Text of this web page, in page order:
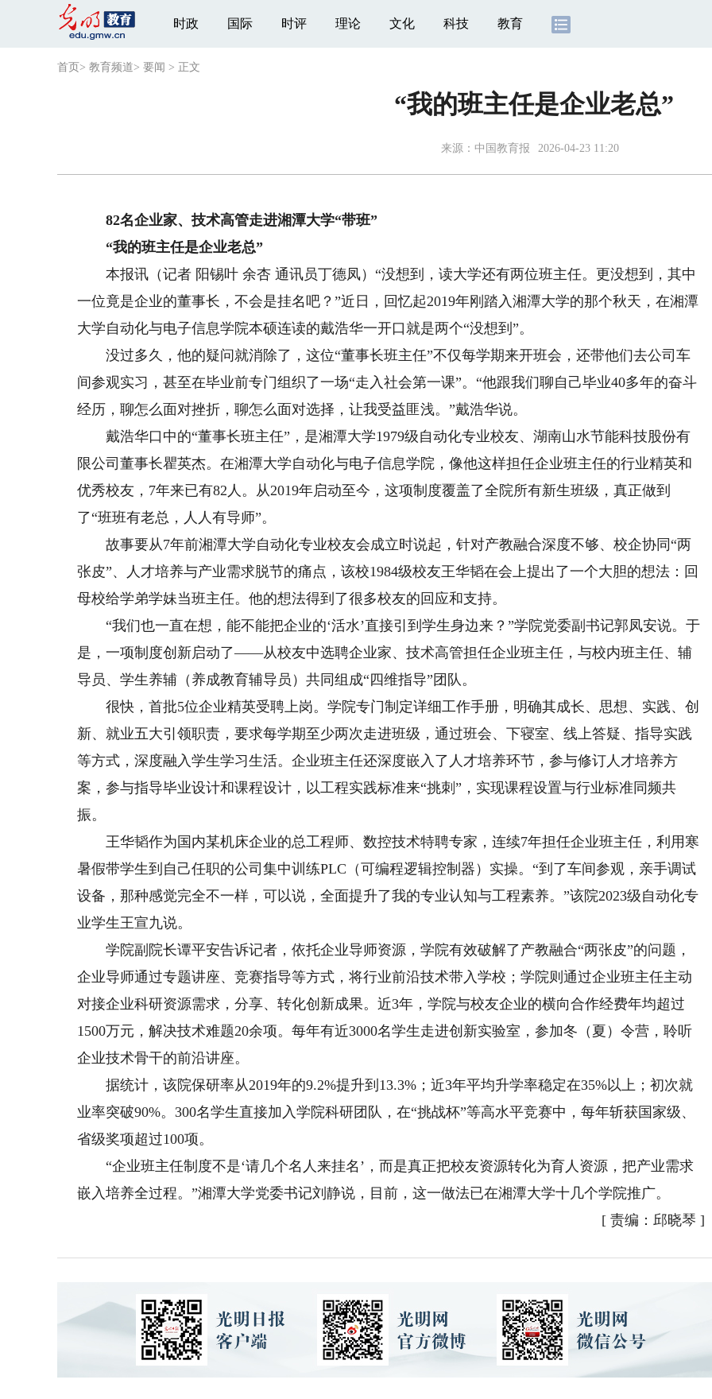
时政 国际 时评 理论 文化 科技 教育
首页 > 教育频道> 要闻 > 正文
“我的班主任是企业老总”
来源： 中国教育报 2026-04-23 11:20
82名企业家、技术高管走进湘潭大学“带班”
“我的班主任是企业老总”
本报讯（记者 阳锡叶 余杏 通讯员丁德凤）“没想到，读大学还有两位班主任。更没想到，其中
一位竟是企业的董事长，不会是挂名吧？”近日，回忆起2019年刚踏入湘潭大学的那个秋天，在湘潭
大学自动化与电子信息学院本硕连读的戴浩华一开口就是两个“没想到”。
没过多久，他的疑问就消除了，这位“董事长班主任”不仅每学期来开班会，还带他们去公司车
间参观实习，甚至在毕业前专门组织了一场“走入社会第一课”。“他跟我们聊自己毕业40多年的奋斗
经历，聊怎么面对挫折，聊怎么面对选择，让我受益匪浅。”戴浩华说。
戴浩华口中的“董事长班主任”，是湘潭大学1979级自动化专业校友、湖南山水节能科技股份有
限公司董事长瞿英杰。在湘潭大学自动化与电子信息学院，像他这样担任企业班主任的行业精英和
优秀校友，7年来已有82人。从2019年启动至今，这项制度覆盖了全院所有新生班级，真正做到
了“班班有老总，人人有导师”。
故事要从7年前湘潭大学自动化专业校友会成立时说起，针对产教融合深度不够、校企协同“两
张皮”、人才培养与产业需求脱节的痛点，该校1984级校友王华韬在会上提出了一个大胆的想法：回
母校给学弟学妹当班主任。他的想法得到了很多校友的回应和支持。
“我们也一直在想，能不能把企业的‘活水’直接引到学生身边来？”学院党委副书记郭凤安说。于
是，一项制度创新启动了——从校友中选聘企业家、技术高管担任企业班主任，与校内班主任、辅
导员、学生养辅（养成教育辅导员）共同组成“四维指导”团队。
很快，首批5位企业精英受聘上岗。学院专门制定详细工作手册，明确其成长、思想、实践、创
新、就业五大引领职责，要求每学期至少两次走进班级，通过班会、下寝室、线上答疑、指导实践
等方式，深度融入学生学习生活。企业班主任还深度嵌入了人才培养环节，参与修订人才培养方
案，参与指导毕业设计和课程设计，以工程实践标准来“挑刺”，实现课程设置与行业标准同频共
振。
王华韬作为国内某机床企业的总工程师、数控技术特聘专家，连续7年担任企业班主任，利用寒
暑假带学生到自己任职的公司集中训练PLC（可编程逻辑控制器）实操。“到了车间参观，亲手调试
设备，那种感觉完全不一样，可以说，全面提升了我的专业认知与工程素养。”该院2023级自动化专
业学生王宣九说。
学院副院长谭平安告诉记者，依托企业导师资源，学院有效破解了产教融合“两张皮”的问题，
企业导师通过专题讲座、竞赛指导等方式，将行业前沿技术带入学校；学院则通过企业班主任主动
对接企业科研资源需求，分享、转化创新成果。近3年，学院与校友企业的横向合作经费年均超过
1500万元，解决技术难题20余项。每年有近3000名学生走进创新实验室，参加冬（夏）令营，聆听
企业技术骨干的前沿讲座。
据统计，该院保研率从2019年的9.2%提升到13.3%；近3年平均升学率稳定在35%以上；初次就
业率突破90%。300名学生直接加入学院科研团队，在“挑战杯”等高水平竞赛中，每年斩获国家级、
省级奖项超过100项。
“企业班主任制度不是‘请几个名人来挂名’，而是真正把校友资源转化为育人资源，把产业需求
嵌入培养全过程。”湘潭大学党委书记刘静说，目前，这一做法已在湘潭大学十几个学院推广。
[ 责编：邱晓琴 ]